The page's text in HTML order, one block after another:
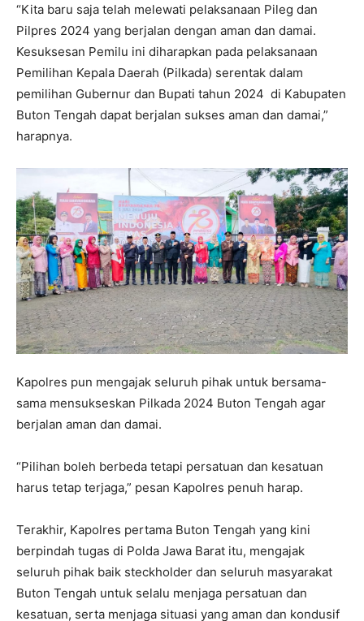
“Kita baru saja telah melewati pelaksanaan Pileg dan
Pilpres 2024 yang berjalan dengan aman dan damai.
Kesuksesan Pemilu ini diharapkan pada pelaksanaan
Pemilihan Kepala Daerah (Pilkada) serentak dalam
pemilihan Gubernur dan Bupati tahun 2024 di Kabupaten
Buton Tengah dapat berjalan sukses aman dan damai,”
harapnya.
Kapolres pun mengajak seluruh pihak untuk bersama-
sama mensukseskan Pilkada 2024 Buton Tengah agar
berjalan aman dan damai.
“Pilihan boleh berbeda tetapi persatuan dan kesatuan
harus tetap terjaga,” pesan Kapolres penuh harap.
Terakhir, Kapolres pertama Buton Tengah yang kini
berpindah tugas di Polda Jawa Barat itu, mengajak
seluruh pihak baik steckholder dan seluruh masyarakat
Buton Tengah untuk selalu menjaga persatuan dan
kesatuan, serta menjaga situasi yang aman dan kondusif